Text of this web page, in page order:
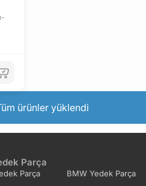
ürünler yüklendi
Parça
Parça BMW Yedek Parça